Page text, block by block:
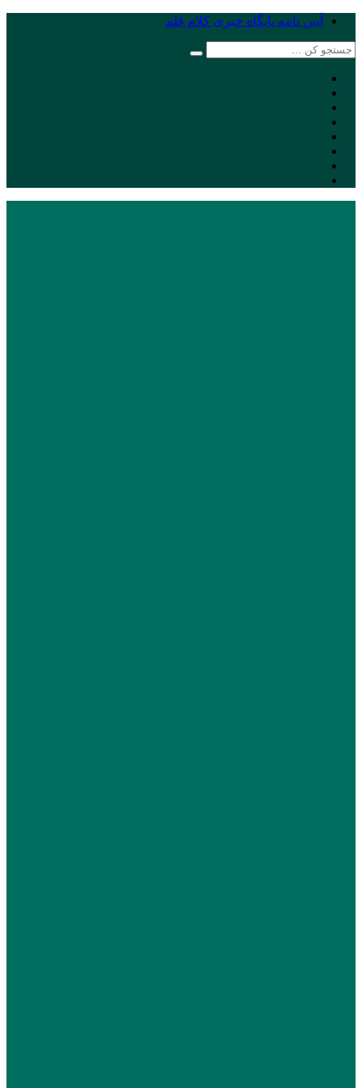
آیین نامه پایگاه خبری کلام قلم